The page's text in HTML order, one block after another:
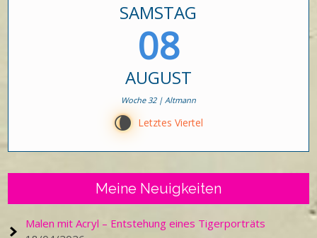
SAMSTAG
08
AUGUST
Woche 32 | Altmann
V Letztes Viertel
Meine Neuigkeiten
Malen mit Acryl – Entstehung eines Tigerporträts